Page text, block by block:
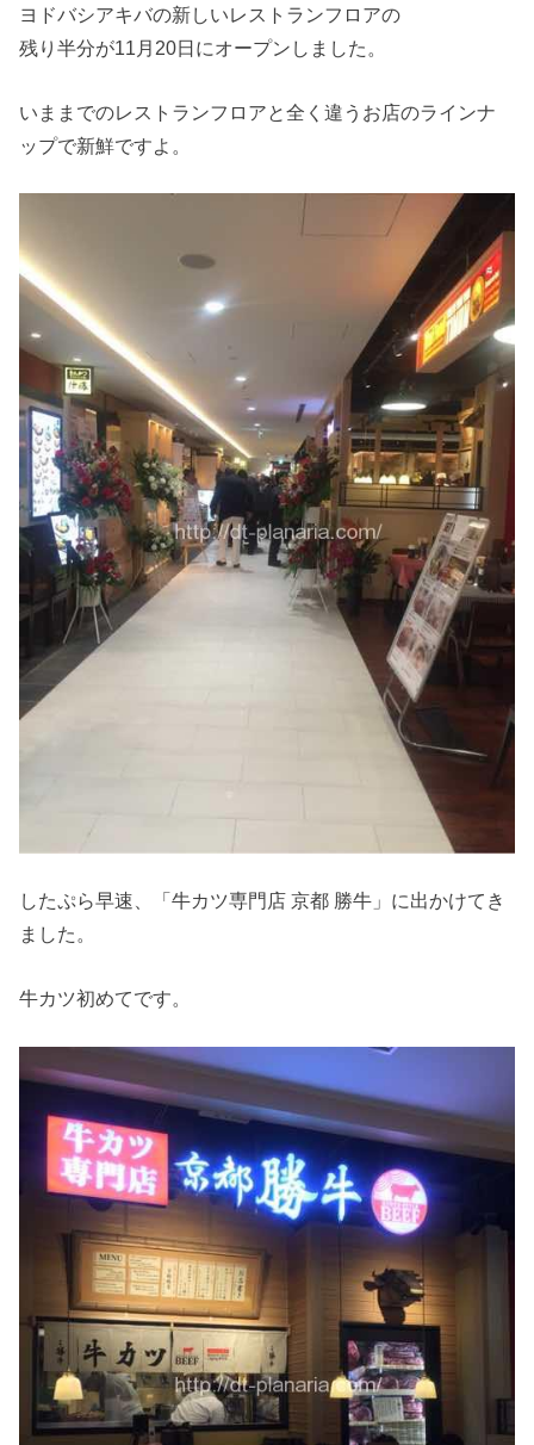
ヨドバシアキバの新しいレストランフロアの
残り半分が11月20日にオープンしました。
いままでのレストランフロアと全く違うお店のラインナ
ップで新鮮ですよ。
したぷら早速、「牛カツ専門店 京都 勝牛」に出かけてき
ました。
牛カツ初めてです。